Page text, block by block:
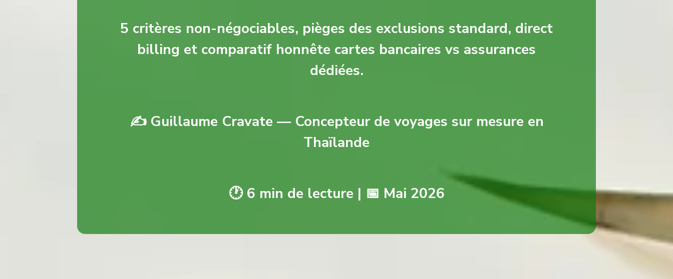
5 critères non-négociables, pièges des exclusions standard, direct
billing et comparatif honnête cartes bancaires vs assurances
dédiées.
✍️ Guillaume Cravate — Concepteur de voyages sur mesure en
Thaïlande
🕐 6 min de lecture | 📅 Mai 2026